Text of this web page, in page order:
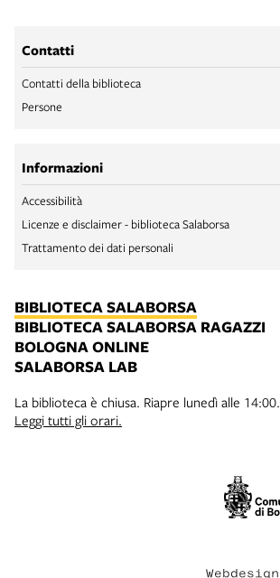
Contatti
Contatti della biblioteca
Persone
Informazioni
Accessibilità
Licenze e disclaimer - biblioteca Salaborsa
Trattamento dei dati personali
BIBLIOTECA SALABORSA
BIBLIOTECA SALABORSA RAGAZZI
BOLOGNA ONLINE
SALABORSA LAB
La biblioteca è chiusa. Riapre lunedì alle 14:00.
Leggi tutti gli orari.